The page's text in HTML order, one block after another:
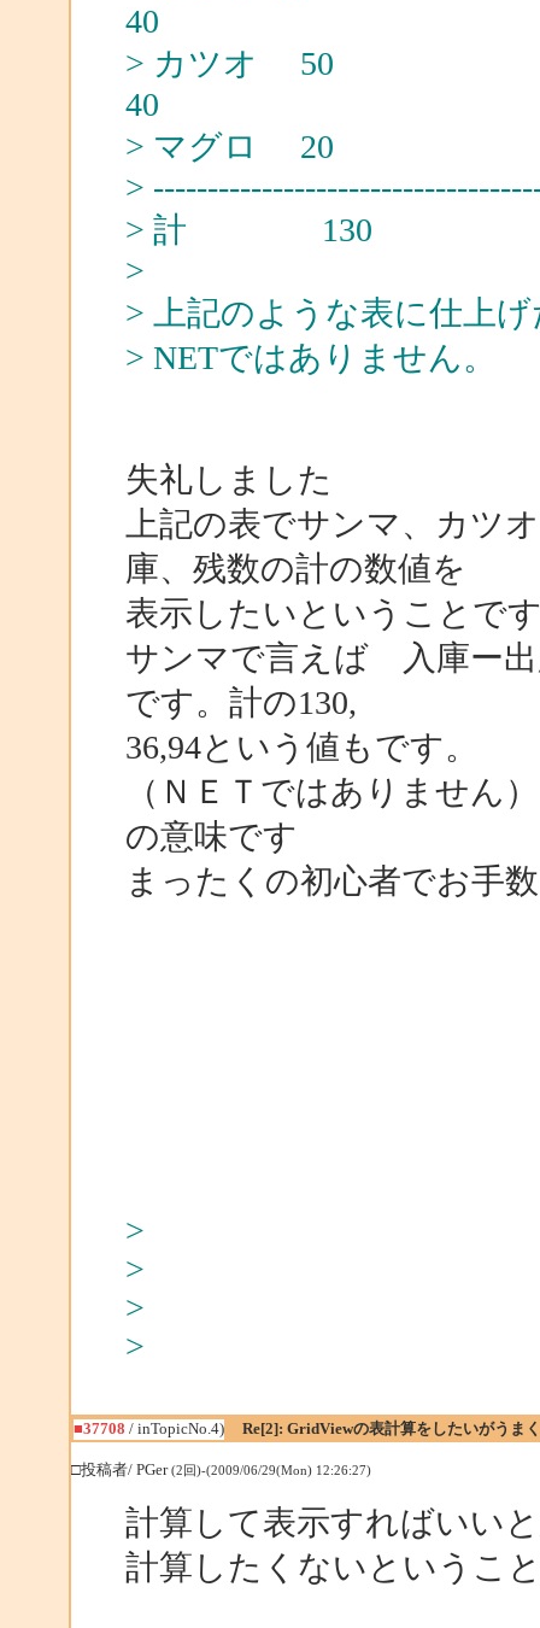
40
> カ
40
> マグ
>
> 計
>
> 上記のような表に仕上
> NETではありません。
失礼しました
上記の表でサンマ、カツ
庫、残数の計の数値を
表示したいということで
サンマで言えば 入庫ー出
です。計の130,
36,94という値もです。
（ＮＥＴではありません
の意味です
まったくの初心者でお手
>
>
>
>
■37708 / inTopicNo.4) Re[2]: GridViewの表計算をしたいがうま
□投稿者/ PGer(2回)-(2009/06/29(Mon) 12:26:27)
計算して表示すればいい
計算したくないというこ